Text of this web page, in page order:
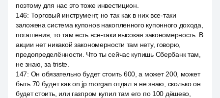
поэтому для нас это тоже инвестицион.
146: Торговый инструмент, но так как в них все-таки
заложена система купонов накопленного купонного дохода,
погашения, то там есть все-таки высокая закономерность. В
акции нет никакой закономерности там нету, говорю,
предопределённости. Что ты сейчас купишь Сбербанк там,
не знаю, за triste.
147: Он обязательно будет стоить 600, а может 200, может
быть 70 будет как on jp morgan отдал я не знаю, сколько он
будет стоить, или газпром купил там его по 100 дёшево,